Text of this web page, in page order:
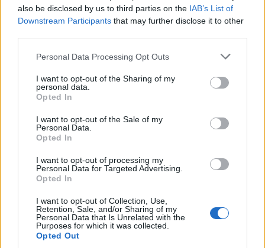
also be disclosed by us to third parties on the IAB’s List of
Downstream Participants that may further disclose it to other
Personal Data Processing Opt Outs
I want to opt-out of the Sharing of my
personal data.
Opted In
I want to opt-out of the Sale of my
Personal Data.
Opted In
I want to opt-out of processing my
Personal Data for Targeted Advertising.
Opted In
I want to opt-out of Collection, Use,
Retention, Sale, and/or Sharing of my
Personal Data that Is Unrelated with the
Purposes for which it was collected.
Opted Out
Új fejezet kezdődik a gernyeszegi
Teleki-kastély történetében